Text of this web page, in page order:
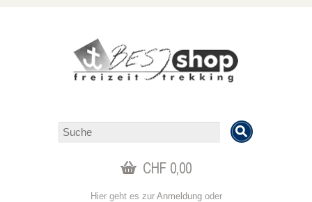
CHF 0,00
Hier geht es zur Anmeldungoder